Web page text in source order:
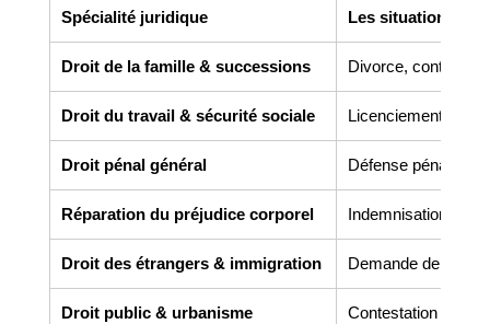
Spécialité juridique Les situations
Droit de la famille & successions Divorce, contrats
Droit du travail & sécurité sociale Licenciement,
Droit pénal général Défense pénale,
Réparation du préjudice corporel Indemnisation des
Droit des étrangers & immigration Demande de titre
Droit public & urbanisme Contestation de